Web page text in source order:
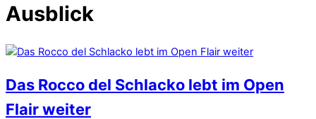
Ausblick
Das Rocco del Schlacko lebt im Open
Flair weiter